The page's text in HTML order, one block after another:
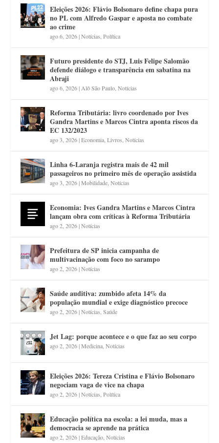
Eleições 2026: Flávio Bolsonaro define chapa pura
no PL com Alfredo Gaspar e aposta no combate
ao crime
ago 6, 2026|Notícias ,Política
Futuro presidente do STJ, Luis Felipe Salomão
defende diálogo e transparência em sabatina na
Abraji
ago 6, 2026| Alô São Paulo ,Notícias
Reforma Tributária: livro coordenado por Ives
Gandra Martins e Marcos Cintra aponta riscos da
EC 132/2023
ago 3, 2026|Economia ,Livros ,Notícias
Linha 6-Laranja registra mais de 42 mil
passageiros no primeiro mês de operação assistida
ago 3, 2026|Mobilidade ,Notícias
Economia: Ives Gandra Martins e Marcos Cintra
lançam obra com críticas à Reforma Tributária
ago 2, 2026|Notícias
Prefeitura de SP inicia campanha de
multivacinação com foco no sarampo
ago 2, 2026|Notícias
Saúde auditiva: zumbido afeta 14% da
população mundial e exige diagnóstico precoce
ago 2, 2026|Notícias ,Saúde
Jet Lag: porque acontece e o que faz ao seu corpo
ago 2, 2026|Medicina ,Notícias
Eleições 2026: Tereza Cristina e Flávio Bolsonaro
negociam vaga de vice na chapa
ago 2, 2026|Notícias ,Política
Educação política na escola: a lei muda, mas a
democracia se aprende na prática
ago 2, 2026|Educação ,Notícias